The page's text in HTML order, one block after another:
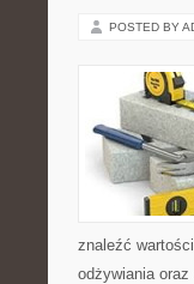
POSTED BY
znaleźć
odżywiania oraz